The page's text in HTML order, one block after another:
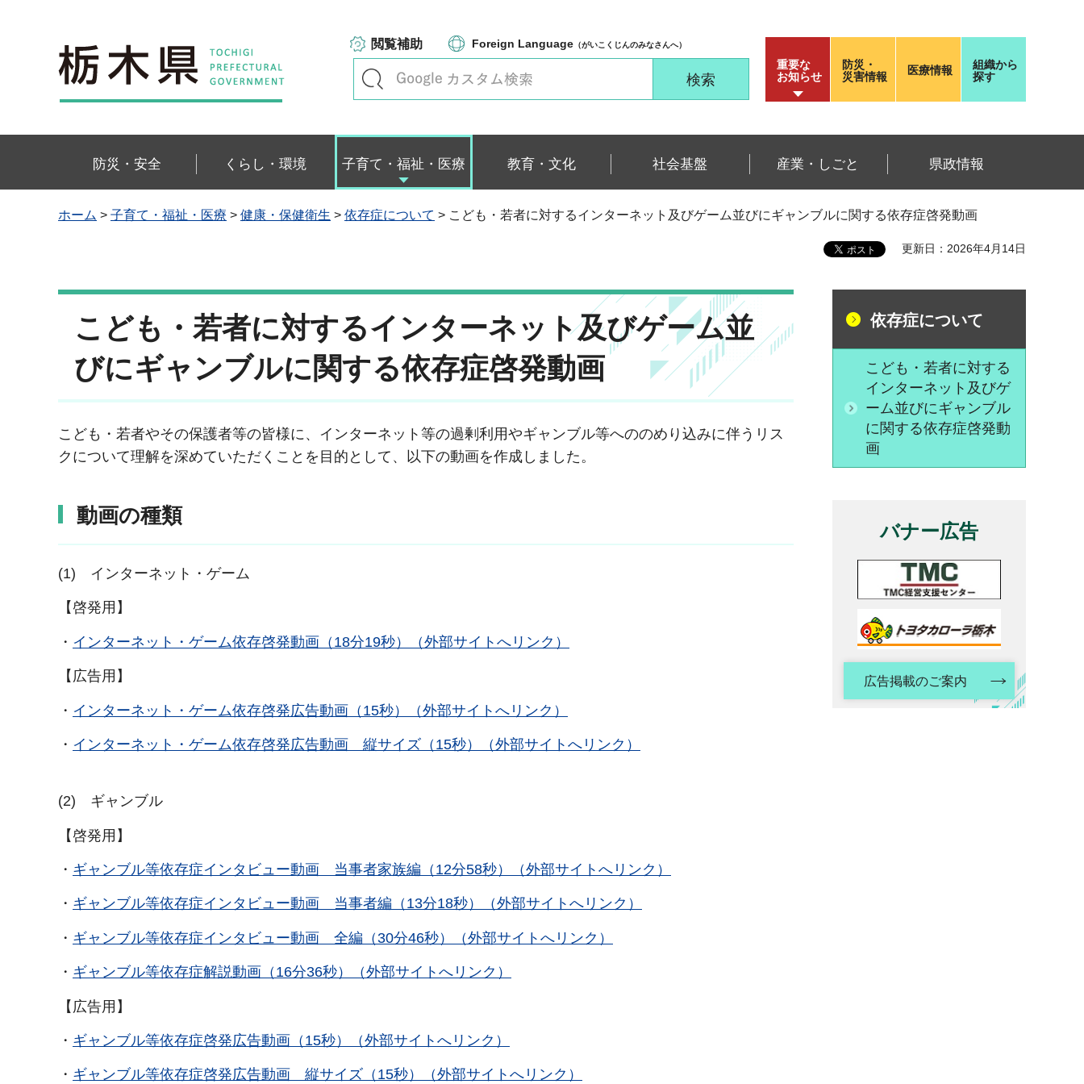
栃木県
閲覧補助 Foreign Language （がいこくじんのみなさんへ）
重要な
お知らせ
防災・
災害情報
医療情報
組織から
探す
防災・安全 くらし・環境 子育て・福祉・医療 教育・文化 社会基盤 産業・しごと 県政情報
ホーム > 子育て・福祉・医療 > 健康・保健衛生 > 依存症について > こども・若者に対するインターネット及びゲーム並びにギャンブルに関する依存症啓発動画
更新日：2026年4月14日
こども・若者に対するインターネット及びゲーム並
びにギャンブルに関する依存症啓発動画
こども・若者やその保護者等の皆様に、インターネット等の過剰利用やギャンブル等へののめり込みに伴うリス
クについて理解を深めていただくことを目的として、以下の動画を作成しました。
動画の種類
(1) インターネット・ゲーム
【啓発用】
・ インターネット・ゲーム依存啓発動画（18分19秒）（外部サイトへリンク）
【広告用】
・ インターネット・ゲーム依存啓発広告動画（15秒）（外部サイトへリンク）
・ インターネット・ゲーム依存啓発広告動画 縦サイズ（15秒）（外部サイトへリンク）
(2) ギャンブル
【啓発用】
・ ギャンブル等依存症インタビュー動画 当事者家族編（12分58秒）（外部サイトへリンク）
・ ギャンブル等依存症インタビュー動画 当事者編（13分18秒）（外部サイトへリンク）
・ ギャンブル等依存症インタビュー動画 全編（30分46秒）（外部サイトへリンク）
・ ギャンブル等依存症解説動画（16分36秒）（外部サイトへリンク）
【広告用】
・ ギャンブル等依存症啓発広告動画（15秒）（外部サイトへリンク）
・ ギャンブル等依存症啓発広告動画 縦サイズ（15秒）（外部サイトへリンク）
依存症について
こども・若者に対する
インターネット及びゲ
ーム並びにギャンブル
に関する依存症啓発動
画
バナー広告
広告掲載のご案内